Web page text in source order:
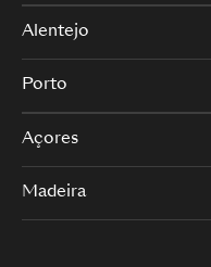
Alentejo
Porto
Açores
Madeira